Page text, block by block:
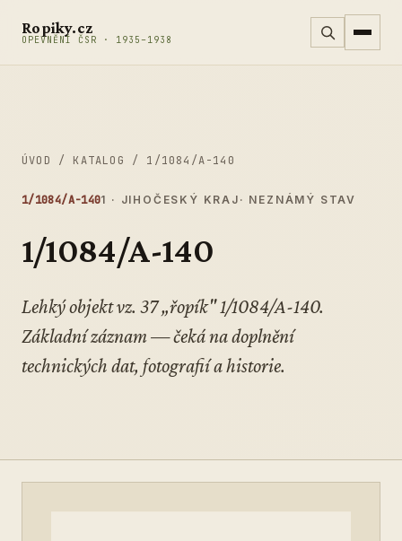
Ropiky.cz
OPEVNĚNÍ ČSR · 1935–1938
ÚVOD / KATALOG / 1/1084/A-140
1/1084/A-1401 · JIHOČESKÝ KRAJ · NEZNÁMÝ STAV
1/1084/A-140
Lehký objekt vz. 37 „řopík" 1/1084/A-140.
Základní záznam — čeká na doplnění
technických dat, fotografií a historie.